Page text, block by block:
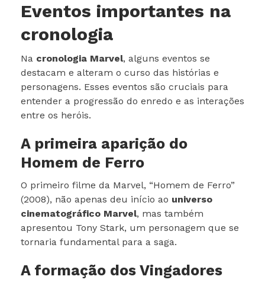
Eventos importantes na
cronologia
Na cronologia Marvel, alguns eventos se
destacam e alteram o curso das histórias e
personagens. Esses eventos são cruciais para
entender a progressão do enredo e as interações
entre os heróis.
A primeira aparição do
Homem de Ferro
O primeiro filme da Marvel, “Homem de Ferro”
(2008), não apenas deu início ao universo
cinematográfico Marvel, mas também
apresentou Tony Stark, um personagem que se
tornaria fundamental para a saga.
A formação dos Vingadores